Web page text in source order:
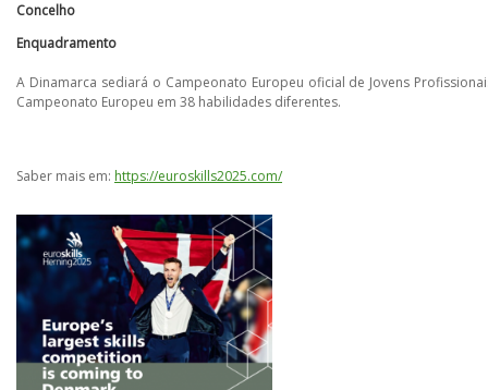
Concelho
Enquadramento
A Dinamarca sediará o Campeonato Europeu oficial de Jovens
Campeonato Europeu em 38 habilidades diferentes.
Saber mais em: https://euroskills2025.com/